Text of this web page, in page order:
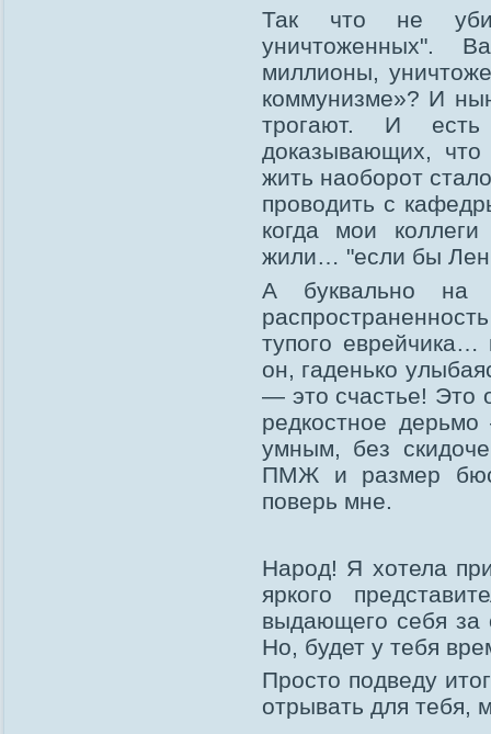
Так что не
уничтоженных".
миллионы,
коммунизме»? И
трогают. И есть
доказывающих,
жить наоборот
проводить с
когда мои
жили… "если бы
А буквально на
тупого еврейчика…
он, гаденько
— это счастье! Это
редкостное
умным, без
ПМЖ и размер
поверь мне.
Народ! Я хотела
яркого
выдающего себя за
Но, будет у тебя
Просто подведу
отрывать для тебя,